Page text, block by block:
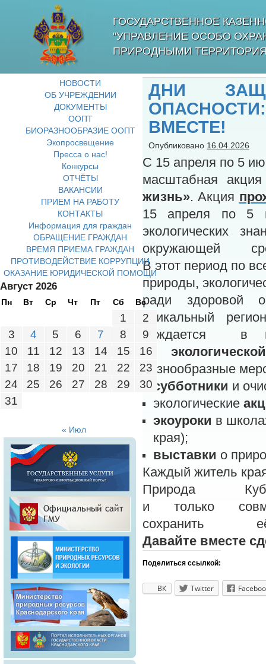
ГОСУДАРСТВЕННОЕ
"УПРАВЛЕНИЕ ОСОБО
ПРИРОДНЫМИ
ДНИ
ВМЕСТЕ!
Опубликовано 16.04.2026
С 15 апреля по 5
масштабная
жизнь». Акция
15 апреля по 5
экологических
окружающей
В этот период по
природы,
ради здоровой
уникальный
нуждается в
от
разнообразные
субботники и
экологические
экоуроки в
края);
выставки о
Каждый житель
Природа
и только
Давайте вместе
Поделиться ссылкой:
ВК Twitter
НОВОСТИ
ОБ УЧРЕЖДЕНИИ
ДОКУМЕНТЫ
ООПТ
БИОРАЗНООБРАЗИЕ ООПТ
Экопросвещение
Пресса о нас!
Конкурсы
ОТЧЁТЫ
ВАКАНСИИ
ПРИЕМ НА РАБОТУ
КОНТАКТЫ
Информация для граждан
ОБРАЩЕНИЕ ГРАЖДАН
ВРЕМЯ ПРИЕМА ГРАЖДАН
ПРОТИВОДЕЙСТВИЕ КОРРУПЦИИ
ОКАЗАНИЕ ЮРИДИЧЕСКОЙ ПОМОЩИ
Август 2026
Пн Вт Ср Чт Пт Сб Вс
1
2
3
4 5 6 7 8
9
10
11 12 13 14 15
16
17
18 19 20 21 22
23
24
25 26 27 28 29
30
31
« Июл